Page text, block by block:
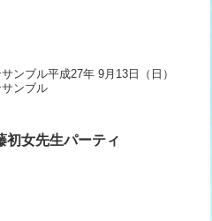
ンブル平成27年 9月13日（日）
ンブル
初女先生パーティ